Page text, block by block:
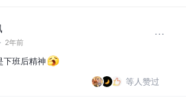
· 2年前
下班后精神
等人赞过